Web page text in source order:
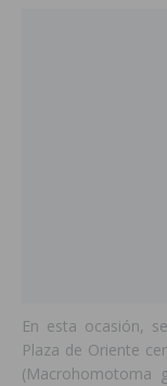
En esta ocasión,
Plaza de Oriente
(Macrohomotoma